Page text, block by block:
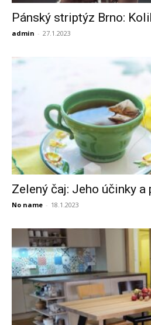
Pánský striptýz Brno:
admin - 27.1.2023
Zelený čaj: Jeho účinky a
No name - 18.1.2023